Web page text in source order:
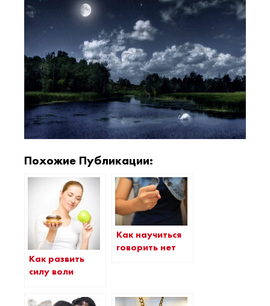
Похожие Публикации:
Как развить
силу воли
Как научиться
говорить нет